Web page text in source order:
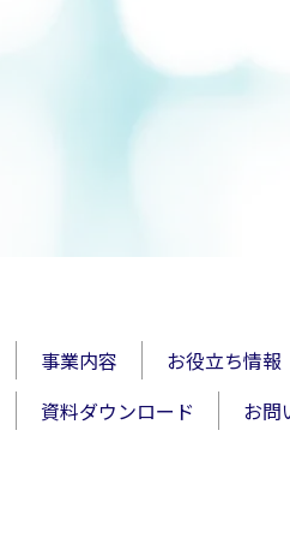
事業内容 お役立ち情報
資料ダウンロード
お問